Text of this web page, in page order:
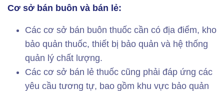
Cơ sở bán buôn và bán lẻ:
Các cơ sở bán buôn thuốc cần có địa điểm, kho
bảo quản thuốc, thiết bị bảo quản và hệ thống
quản lý chất lượng.
Các cơ sở bán lẻ thuốc cũng phải đáp ứng các
yêu cầu tương tự, bao gồm khu vực bảo quản